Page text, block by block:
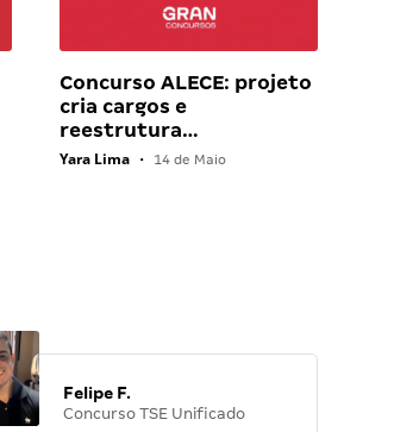
Concurso ALECE: projeto
cria cargos e
reestrutura…
Yara Lima • 14 de Maio
Felipe F.
Concurso TSE Unificado